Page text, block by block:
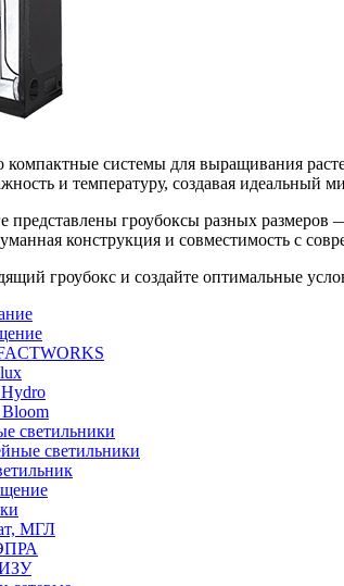
системы для выращивания
и температуру, создавая идеальный
представлены гроубоксы разных
конструкция и совместимость с
гроубокс и создайте оптимальные
светильники
светильники
МГЛ
ИЗУ